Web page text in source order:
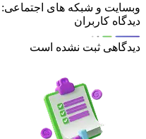
وبسایت و شبکه های اجتماعی:
دیدگاه کاربران
دیدگاهی ثبت نشده است